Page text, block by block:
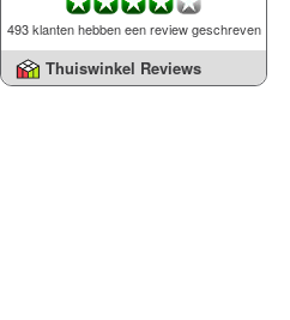
493 klanten hebben een review geschreven
Thuiswinkel Reviews